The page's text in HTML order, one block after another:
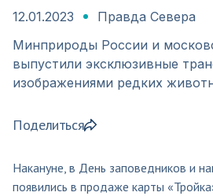
12.01.2023
Правда Севера
Минприроды России и
выпустили эксклюзивные
изображениями редких
Поделиться
Накануне, в День заповедников и
появились в продаже карты